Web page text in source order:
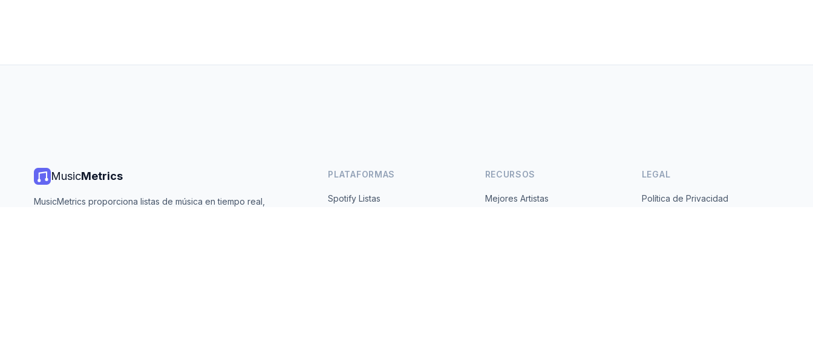
MusicMetrics
MusicMetrics proporciona listas de música en tiempo real,
PLATAFORMAS
Spotify Listas
RECURSOS
Mejores Artistas
LEGAL
Política de Privacidad